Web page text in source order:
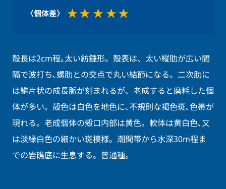
〈個体差〉
殻長は2cm程｡太い紡錘形。殻表は、太い縦肋が広い間
隔で波打ち､螺肋との交点で丸い結節になる。二次肋に
は鱗片状の成長脈が刻まれるが、老成すると磨耗した個
体が多い。殻色は白色を地色に､不規則な褐色斑､色帯が
現れる。老成個体の殻口内部は黄色。軟体は黄白色､又
は淡緑白色の細かい斑模様。潮間帯から水深30m程ま
での岩礁底に生息する。普通種｡